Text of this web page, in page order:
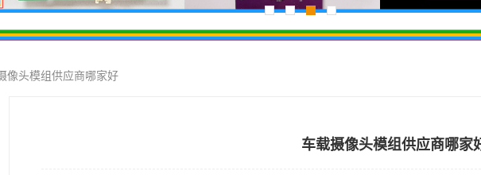
像头模组供应商哪家好
车载摄像头模组供应商哪家